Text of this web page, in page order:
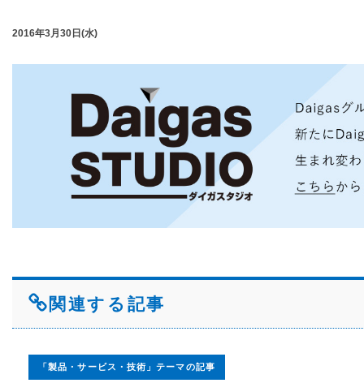
2016年3月30日(水)
関連する記事
「製品・サービス・技術」テーマの記事